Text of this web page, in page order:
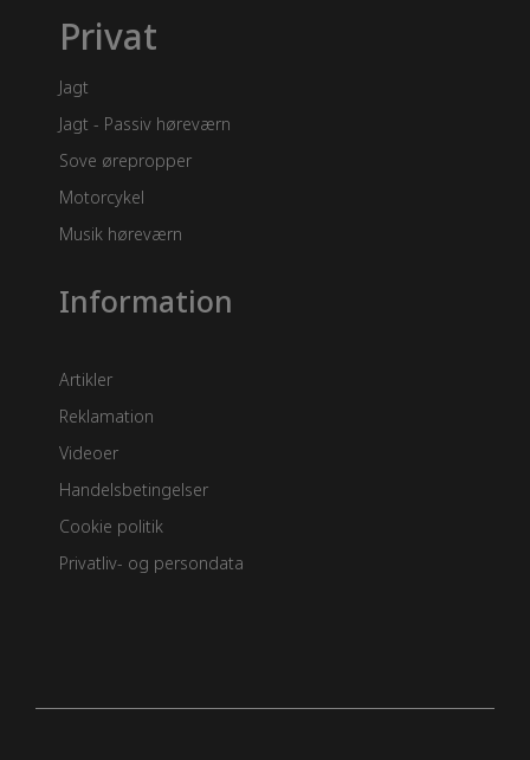
Privat
Jagt
Jagt - Passiv høreværn
Sove ørepropper
Motorcykel
Musik høreværn
Information
Artikler
Reklamation
Videoer
Handelsbetingelser
Cookie politik
Privatliv- og persondata